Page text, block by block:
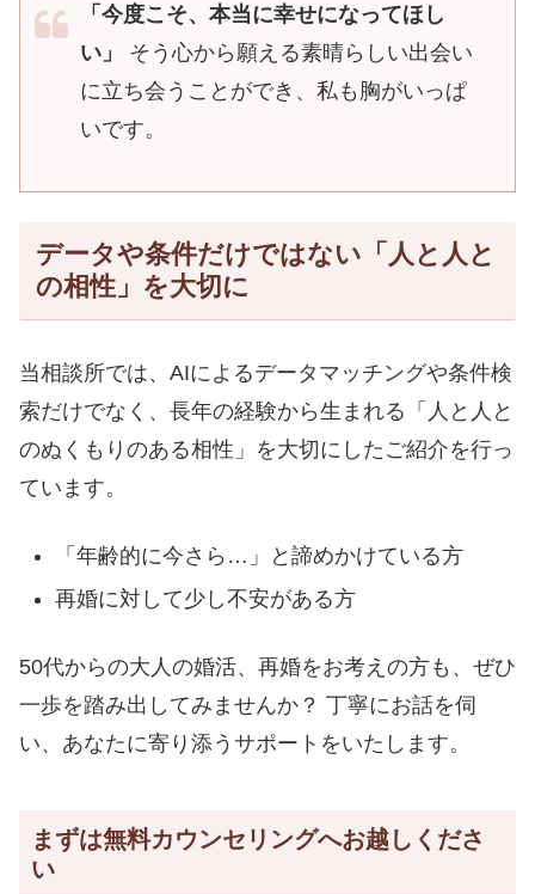
「今度こそ、本当に幸せになってほし
い」
そう心から願える素晴らしい出会い
に立ち会うことができ、私も胸がいっぱ
いです。
データや条件だけではない「人と人と
の相性」を大切に
当相談所では、AIによるデータマッチングや条件検
索だけでなく、長年の経験から生まれる「人と人と
のぬくもりのある相性」を大切にしたご紹介を行っ
ています。
「年齢的に今さら…」と諦めかけている方
再婚に対して少し不安がある方
50代からの大人の婚活、再婚をお考えの方も、ぜひ
一歩を踏み出してみませんか？ 丁寧にお話を伺
い、あなたに寄り添うサポートをいたします。
まずは無料カウンセリングへお越しくださ
い